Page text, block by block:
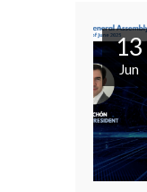
13
Jun